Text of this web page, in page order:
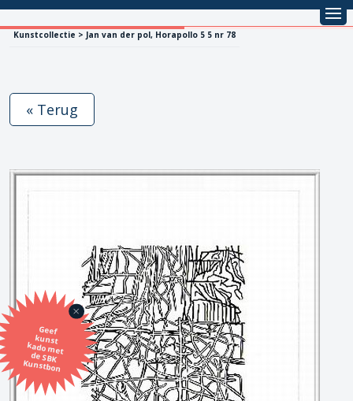
Kunstcollectie > Jan van der pol, Horapollo 5 5 nr 78
Geef
kunst
kado met
de SBK
Kunstbon
« Terug